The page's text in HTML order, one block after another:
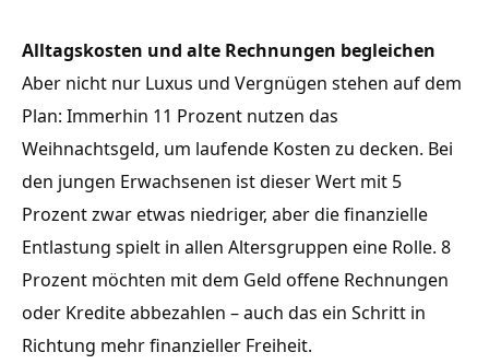
Alltagskosten und alte Rechnungen begleichen
Aber nicht nur Luxus und Vergnügen stehen auf dem
Plan: Immerhin 11 Prozent nutzen das
Weihnachtsgeld, um laufende Kosten zu decken. Bei
den jungen Erwachsenen ist dieser Wert mit 5
Prozent zwar etwas niedriger, aber die finanzielle
Entlastung spielt in allen Altersgruppen eine Rolle. 8
Prozent möchten mit dem Geld offene Rechnungen
oder Kredite abbezahlen – auch das ein Schritt in
Richtung mehr finanzieller Freiheit.